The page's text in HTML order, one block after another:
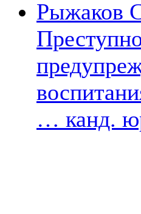
Рыжаков
… канд.